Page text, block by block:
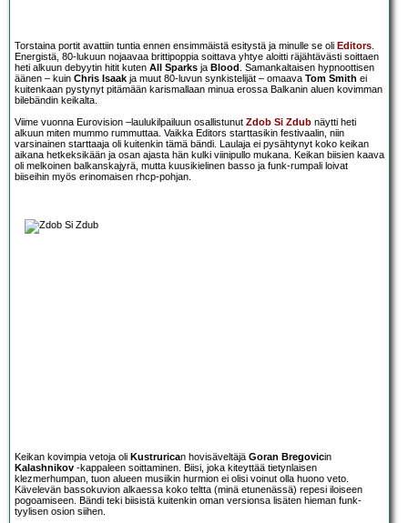
Torstaina portit avattiin tuntia ennen ensimmäistä esitystä ja minulle se oli Editors.
Energistä, 80-lukuun nojaavaa brittipoppia soittava yhtye aloitti räjähtävästi soittaen
heti alkuun debyytin hitit kuten All Sparks ja Blood . Samankaltaisen hypnoottisen
äänen – kuin Chris Isaak ja muut 80-luvun synkistelijät – omaava Tom Smith ei
kuitenkaan pystynyt pitämään karismallaan minua erossa Balkanin aluen kovimman
bilebändin keikalta.
Viime vuonna Eurovision –laulukilpailuun osallistunut Zdob Si Zdub näytti heti
alkuun miten mummo rummuttaa. Vaikka Editors starttasikin festivaalin, niin
varsinainen starttaaja oli kuitenkin tämä bändi. Laulaja ei pysähtynyt koko keikan
aikana hetkeksikään ja osan ajasta hän kulki viinipullo mukana. Keikan biisien kaava
oli melkoinen balkanskajyrä, mutta kuusikielinen basso ja funk-rumpali loivat
biiseihin myös erinomaisen rhcp-pohjan.
Keikan kovimpia vetoja oli Kustrurican hovisäveltäjä Goran Bregovicin
Kalashnikov -kappaleen soittaminen. Biisi, joka kiteyttää tietynlaisen
klezmerhumpan, tuon alueen musiikin hurmion ei olisi voinut olla huono veto.
Kävelevän bassokuvion alkaessa koko teltta (minä etunenässä) repesi iloiseen
pogoamiseen. Bändi teki biisistä kuitenkin oman versionsa lisäten hieman funk-
tyylisen osion siihen.